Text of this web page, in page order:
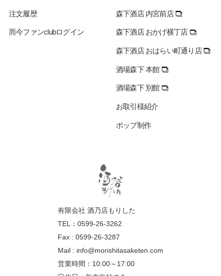
注文履歴
而今ファンclubログイン
森下酒店 内宮前店
森下酒店 おかげ横丁店
森下酒店 おはらい町通り店
酒場森下 本館
酒場森下 別館
お取引様紹介
ポップ制作
有限会社 酒乃店もりした
TEL：0599-26-3262
Fax : 0599-26-3287
Mail : info@morishitasaketen.com
営業時間：10:00～17:00